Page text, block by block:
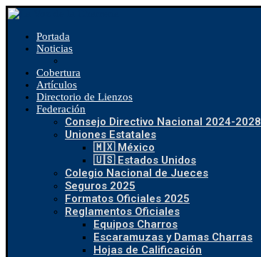
Portada
Noticias
Cobertura
Artículos
Directorio de Lienzos
Federación
Consejo Directivo Nacional 2024-2028
Uniones Estatales
🇲🇽 México
🇺🇸 Estados Unidos
Colegio Nacional de Jueces
Seguros 2025
Formatos Oficiales 2025
Reglamentos Oficiales
Equipos Charros
Escaramuzas y Damas Charras
Hojas de Calificación